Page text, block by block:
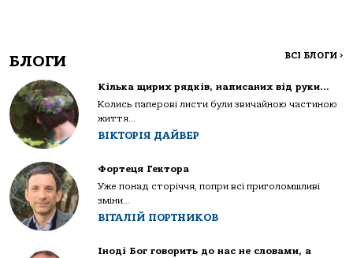
БЛОГИ ВСІ БЛОГИ >
Кілька щирих рядків, написаних від руки…
Колись паперові листи були звичайною частиною
життя...
ВІКТОРІЯ ДАЙВЕР
Фортеця Гектора
Уже понад сторіччя, попри всі приголомшливі
зміни...
ВІТАЛІЙ ПОРТНИКОВ
Іноді Бог говорить до нас не словами, а